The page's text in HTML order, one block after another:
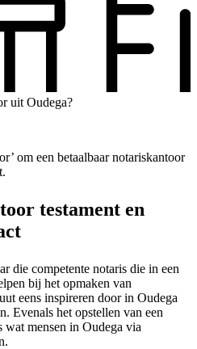
uit Oudega?
om een betaalbaar notariskantoor
testament en
die competente notaris die in een
bij het opmaken van
eens inspireren door in Oudega
Evenals het opstellen van een
mensen in Oudega via